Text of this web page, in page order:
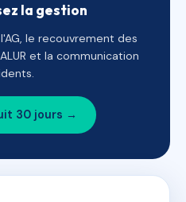
la gestion
le recouvrement des
et la communication
30 jours →